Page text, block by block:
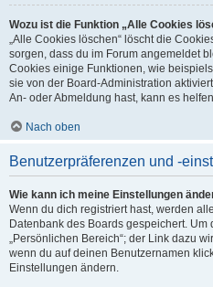
Wozu ist die Funktion „Alle Cookies
„Alle Cookies löschen“ löscht die
sorgen, dass du im Forum angemeldet
Cookies einige Funktionen, wie
sie von der Board-Administration
An- oder Abmeldung hast, kann es
Nach oben
Benutzerpräferenzen und -
Wie kann ich meine Einstellungen
Wenn du dich registriert hast, werden
Datenbank des Boards gespeichert.
„Persönlichen Bereich“; der Link dazu
wenn du auf deinen Benutzernamen
Einstellungen ändern.